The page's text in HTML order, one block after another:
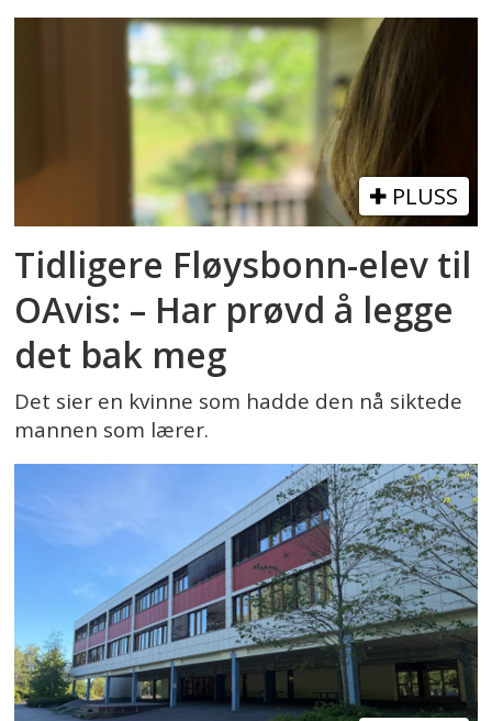
PLUSS
Tidligere Fløysbonn-elev til
OAvis: – Har prøvd å legge
det bak meg
Det sier en kvinne som hadde den nå siktede
mannen som lærer.